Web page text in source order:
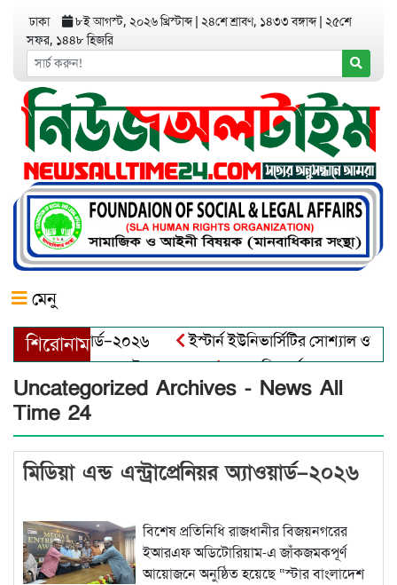
ঢাকা ৮ই আগস্ট, ২০২৬ খ্রিস্টাব্দ ২৪শে শ্রাবণ, ১৪৩৩ বঙ্গাব্দ ২৫শে
সফর, ১৪৪৮ হিজরি
মেনু
শিরোনাম
অ্যাওয়ার্ড–২০২৬
ইস্টার্ন ইউনিভার্সিটির সোশ্যাল
আব্দুল খালেক এর ইন্তেকাল
আত্মশুদ্ধি অর্জন ও অশুভকে বর্জন
Uncategorized Archives - News All
Time 24
মিডিয়া এন্ড এন্ট্রাপ্রেনিয়র অ্যাওয়ার্ড–২০২৬
বিশেষ প্রতিনিধি রাজধানীর বিজয়নগরের
ইআরএফ অডিটোরিয়াম-এ জাঁকজমকপূর্ণ
আয়োজনে অনুষ্ঠিত হয়েছে “স্টার বাংলাদেশ